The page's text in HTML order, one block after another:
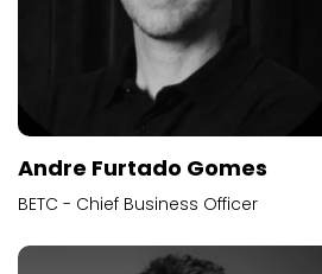
Andre Furtado Gomes
BETC - Chief Business Officer